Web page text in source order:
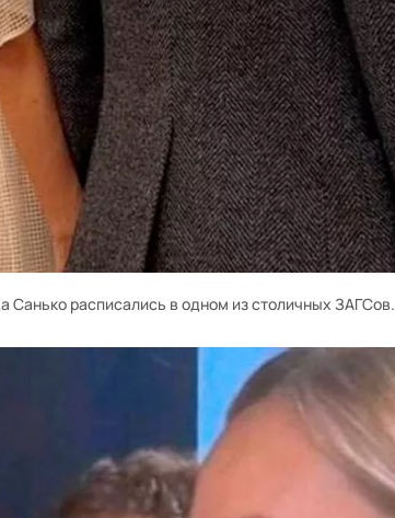
расписались в одном из столичных ЗАГСов.